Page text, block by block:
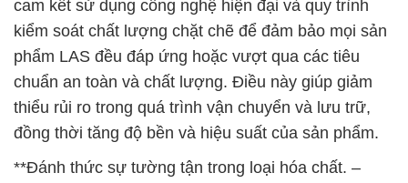
cam kết sử dụng công nghệ hiện đại và quy trình
kiểm soát chất lượng chặt chẽ để đảm bảo mọi sản
phẩm LAS đều đáp ứng hoặc vượt qua các tiêu
chuẩn an toàn và chất lượng. Điều này giúp giảm
thiểu rủi ro trong quá trình vận chuyển và lưu trữ,
đồng thời tăng độ bền và hiệu suất của sản phẩm.
**Đánh thức sự tường tận trong loại hóa chất. –